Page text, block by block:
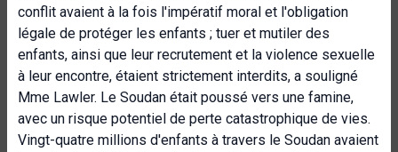
conflit avaient à la fois l'impératif moral et l'obligation
légale de protéger les enfants ; tuer et mutiler des
enfants, ainsi que leur recrutement et la violence sexuelle
à leur encontre, étaient strictement interdits, a souligné
Mme Lawler. Le Soudan était poussé vers une famine,
avec un risque potentiel de perte catastrophique de vies.
Vingt-quatre millions d'enfants à travers le Soudan avaient